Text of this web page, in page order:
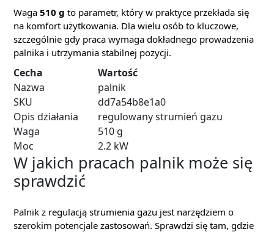
Waga 510 g to parametr, który w praktyce przekłada się
na komfort użytkowania. Dla wielu osób to kluczowe,
szczególnie gdy praca wymaga dokładnego prowadzenia
palnika i utrzymania stabilnej pozycji.
Cecha
Wartość
Nazwa
palnik
SKU
dd7a54b8e1a0
Opis działania
regulowany strumień gazu
Waga
510 g
Moc
2.2 kW
W jakich pracach palnik może się
sprawdzić
Palnik z regulacją strumienia gazu jest narzędziem o
szerokim potencjale zastosowań. Sprawdzi się tam, gdzie